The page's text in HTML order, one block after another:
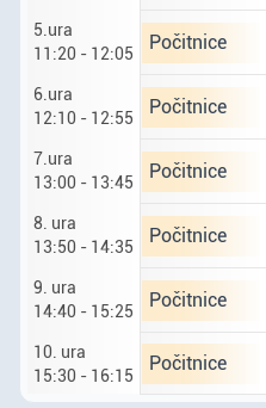
5.ura
11:20 - 12:05
Ponedeljek
Počitnice
6.ura
12:10 - 12:55
Ponedeljek
Počitnice
7.ura
13:00 - 13:45
Ponedeljek
Počitnice
8. ura
13:50 - 14:35
Ponedeljek
Počitnice
9. ura
14:40 - 15:25
Ponedeljek
Počitnice
10. ura
15:30 - 16:15
Ponedeljek
Počitnice